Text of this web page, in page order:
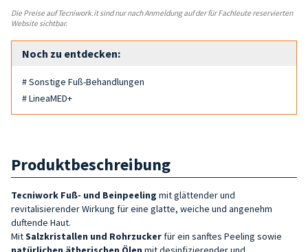
Die Preise auf Tecniwork.it sind nur nach Anmeldung auf der für Fachleute reservierten
Website sichtbar.
Noch zu entdecken:
# Sonstige Fuß-Behandlungen
# LineaMED+
Produktbeschreibung
Tecniwork Fuß- und Beinpeeling mit glättender und
revitalisierender Wirkung für eine glatte, weiche und angenehm
duftende Haut.
MitSalzkristallen und Rohrzucker für ein sanftes Peeling sowie